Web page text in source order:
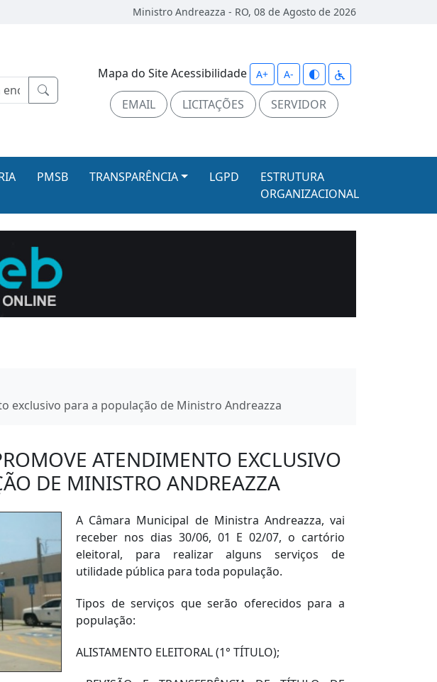
Ministro Andreazza - RO, 08 de Agosto de 2026
Mapa do SiteAcessibilidade A+ A-
EMAIL LICITAÇÕES SERVIDOR
PMSB TRANSPARÊNCIA LGPD
ESTRUTURA
ORGANIZACIONAL
exclusivo para a população de Ministro Andreazza
ATENDIMENTO EXCLUSIVO
DE MINISTRO ANDREAZZA
A Câmara Municipal de Ministra Andreazza, vai
receber nos dias 30/06, 01 E 02/07, o cartório
eleitoral, para realizar alguns serviços de
utilidade pública para toda população.
Tipos de serviços que serão oferecidos para a
população:
ALISTAMENTO ELEITORAL (1° TÍTULO);